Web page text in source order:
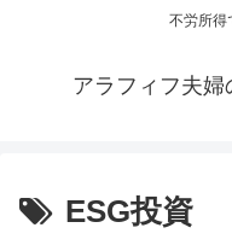
不労所得
アラフィフ夫
ESG投資